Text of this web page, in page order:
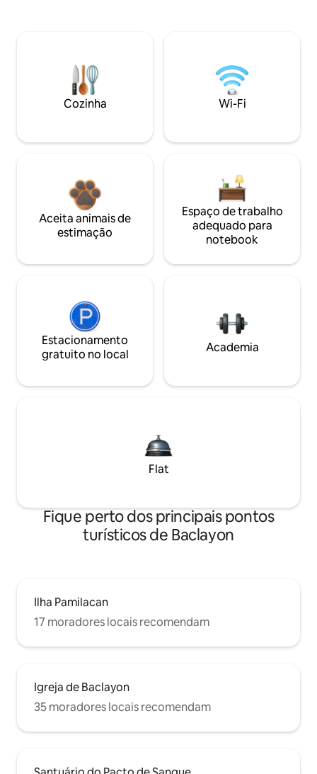
Cozinha Wi-Fi
Aceita animais de
estimação
Espaço de trabalho
adequado para
notebook
Estacionamento
gratuito no local
Academia
Flat
Fique perto dos principais pontos
turísticos de Baclayon
Ilha Pamilacan
17 moradores locais recomendam
Igreja de Baclayon
35 moradores locais recomendam